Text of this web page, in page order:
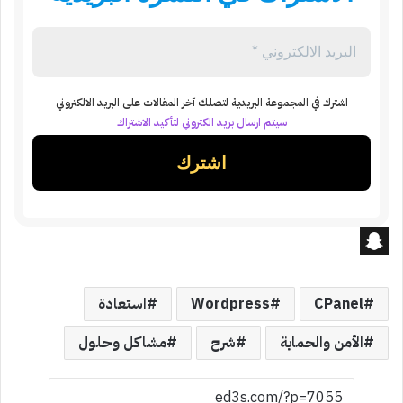
اشترك في المجموعة البريدية لتصلك آخر المقالات على البريد الالكتروني
سيتم ارسال بريد الكتروني لتأكيد الاشتراك
a
p
CPanel
Wordpress
استعادة
الأمن والحماية
شرح مشاكل وحلول